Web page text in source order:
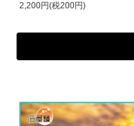
2,200円(税200円)